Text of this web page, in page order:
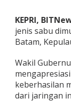
KEPRI,
jenis sabu
Batam,
Wakil
keberhasilan
dari jaringan